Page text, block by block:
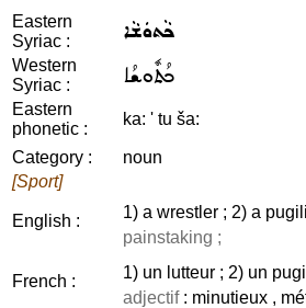
Eastern
Syriac :
ܟܵܬܘܿܫܵܐ
Western
Syriac :
ܟܳܬܽܘܫܳܐ
Eastern
phonetic :
ka: ' tu ša:
Category :
noun
[Sport]
English : 1) a wrestler ; 2) a
painstaking ;
French : 1) un lutteur ; 2) un
adjectif: minutieux ,